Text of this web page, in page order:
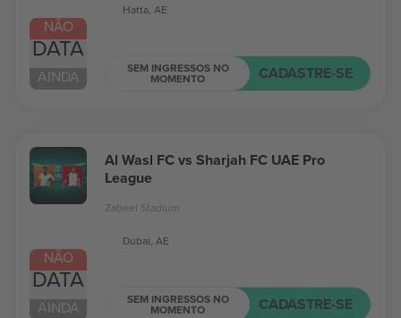
NÃO
DATA
AINDA
Hatta, AE
SEM INGRESSOS NO
MOMENTO CADASTRE-SE
NÃO
DATA
AINDA
Al Wasl FC vs Sharjah FC UAE Pro
League
Zabeel Stadium
Dubai, AE
SEM INGRESSOS NO
MOMENTO CADASTRE-SE